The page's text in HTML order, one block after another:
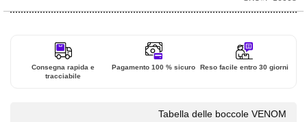
Consegna rapida e
tracciabile
Pagamento 100 % sicuro Reso facile entro 30 giorni
Tabella delle boccole VENOM